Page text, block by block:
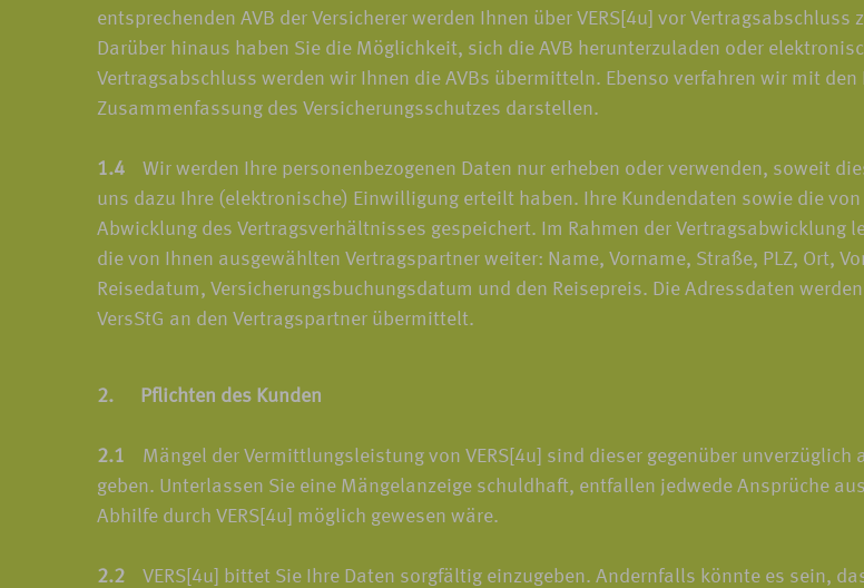
entsprechenden AVB der Versicherer werden Ihnen über VERS[4u] vor
Darüber hinaus haben Sie die Möglichkeit, sich die AVB herunterzuladen oder
Vertragsabschluss werden wir Ihnen die AVBs übermitteln. Ebenso verfahren wir mit
Zusammenfassung des Versicherungsschutzes darstellen.
1.4 Wir werden Ihre personenbezogenen Daten nur erheben oder verwenden, soweit
uns dazu Ihre (elektronische) Einwilligung erteilt haben. Ihre Kundendaten sowie die
Abwicklung des Vertragsverhältnisses gespeichert. Im Rahmen der Vertragsabwicklung
die von Ihnen ausgewählten Vertragspartner weiter: Name, Vorname, Straße, PLZ, Ort,
Reisedatum, Versicherungsbuchungsdatum und den Reisepreis. Die Adressdaten
VersStG an den Vertragspartner übermittelt.
2. Pflichten des Kunden
2.1 Mängel der Vermittlungsleistung von VERS[4u] sind dieser gegenüber
geben. Unterlassen Sie eine Mängelanzeige schuldhaft, entfallen jedwede Ansprüche
Abhilfe durch VERS[4u] möglich gewesen wäre.
2.2 VERS[4u] bittet Sie Ihre Daten sorgfältig einzugeben. Andernfalls könnte es sein,